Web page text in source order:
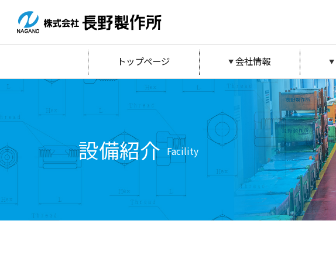
トップページ 会社情報
設備紹介 Facility